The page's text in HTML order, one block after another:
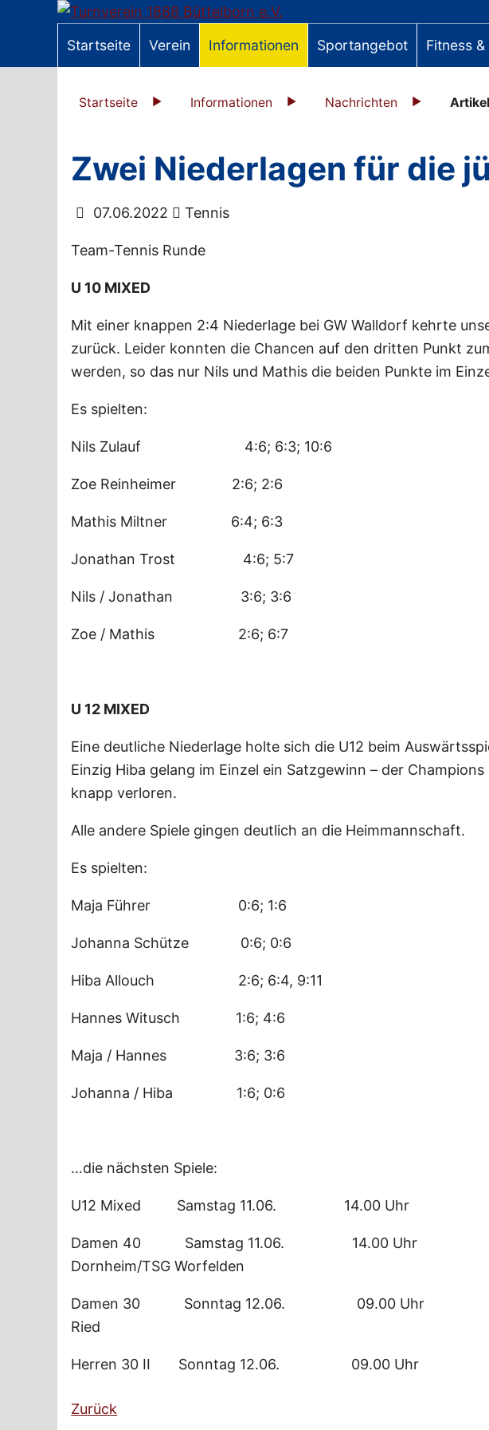
Startseite Verein Informationen Sportangebot Fitness
Startseite Informationen Nachrichten
Zwei Niederlagen für die
07.06.2022 Tennis
Team-Tennis Runde
U 10 MIXED
Mit einer knappen 2:4 Niederlage bei GW Walldorf kehrte
zurück. Leider konnten die Chancen auf den dritten Punkt
werden, so das nur Nils und Mathis die beiden Punkte im
Es spielten:
Nils Zulauf 4:6; 6:3; 10:6
Zoe Reinheimer 2:6; 2:6
Mathis Miltner 6:4; 6:3
Jonathan Trost 4:6; 5:7
Nils / Jonathan 3:6; 3:6
Zoe / Mathis 2:6; 6:7
U 12 MIXED
Eine deutliche Niederlage holte sich die U12 beim
Einzig Hiba gelang im Einzel ein Satzgewinn – der
knapp verloren.
Alle andere Spiele gingen deutlich an die Heimmannschaft.
Es spielten:
Maja Führer 0:6; 1:6
Johanna Schütze 0:6; 0:6
Hiba Allouch 2:6; 6:4, 9:11
Hannes Witusch 1:6; 4:6
Maja / Hannes 3:6; 3:6
Johanna / Hiba 1:6; 0:6
…die nächsten Spiele:
U12 Mixed Samstag 11.06. 14.00 Uhr
Damen 40 Samstag 11.06. 14.00 Uhr
Dornheim/TSG Worfelden
Damen 30 Sonntag 12.06. 09.00 Uhr
Ried
Herren 30 II Sonntag 12.06. 09.00 Uhr
Zurück